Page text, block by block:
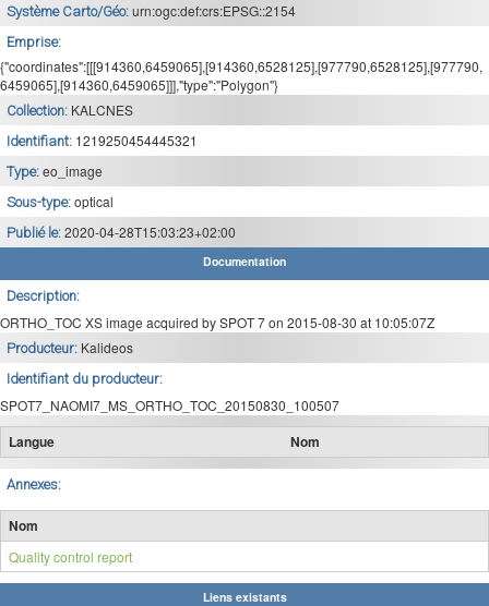
Système Carto/Géo: urn:ogc:def:crs:EPSG::2154
Emprise:
{"coordinates":[[[914360,6459065],[914360,6528125],[977790,6528125],[977790,
6459065],[914360,6459065]]],"type":"Polygon"}
Collection: KALCNES
Identifiant: 1219250454445321
Type: eo_image
Sous-type: optical
Publié le: 2020-04-28T15:03:23+02:00
Documentation
Description:
ORTHO_TOC XS image acquired by SPOT 7 on 2015-08-30 at 10:05:07Z
Producteur: Kalideos
Identifiant du producteur:
SPOT7_NAOMI7_MS_ORTHO_TOC_20150830_100507
Langue Nom
Annexes:
Nom
Quality control report
Liens existants